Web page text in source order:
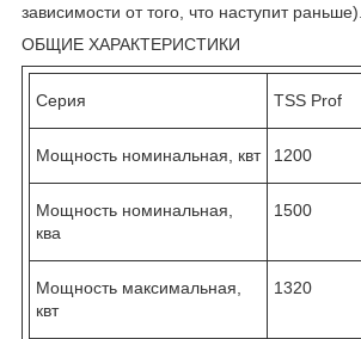
зависимости от того, что наступит раньше).
ОБЩИЕ ХАРАКТЕРИСТИКИ
Серия TSS Prof
Мощность номинальная, квт 1200
Мощность номинальная,
ква
1500
Мощность максимальная,
квт
1320